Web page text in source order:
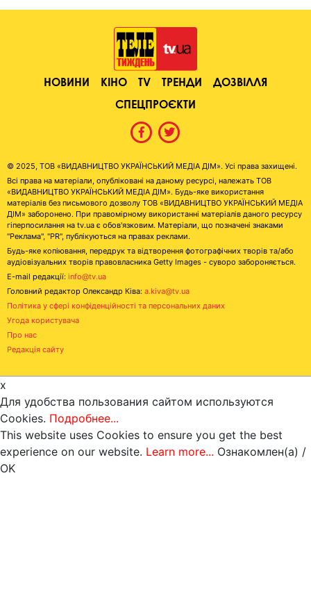
НОВИНИ КІНО TV ТРЕНДИ
ДОЗВІЛЛЯ
СПЕЦПРОЄКТИ
© 2025, ТОВ «ВИДАВНИЦТВО УКРАЇНСЬКИЙ МЕДІА ДІМ». Усі права захищені.
Всі права на матеріали, опубліковані на даному ресурсі, належать ТОВ
«ВИДАВНИЦТВО УКРАЇНСЬКИЙ МЕДІА ДІМ». Будь-яке використання
матеріалів без письмового дозволу ТОВ «ВИДАВНИЦТВО УКРАЇНСЬКИЙ МЕДІА
ДІМ» заборонено. При правомірному використанні матеріалів даного ресурсу
гіперпосилання на tv.ua є обов'язковим. Матеріали, що позначені знаками
"Реклама", "PR", публікуються на правах реклами.
Будь-яке копіювання, передрук та відтворення фотографічних творів та/або
аудіовізуальних творів правовласника Getty Images - суворо забороняється.
E-mail редакції: info@tv.ua
Головний редактор Олександр Ківа: a.kiva@tv.ua
Політика у сфері конфіденційності та персональних даних
Угода користувача
Про нас
Редакція сайту
x
Для удобства пользования сайтом используются
Cookies. Подробнее...
This website uses Cookies to ensure you get the best
experience on our website. Learn more... Ознакомлен(а) /
OK